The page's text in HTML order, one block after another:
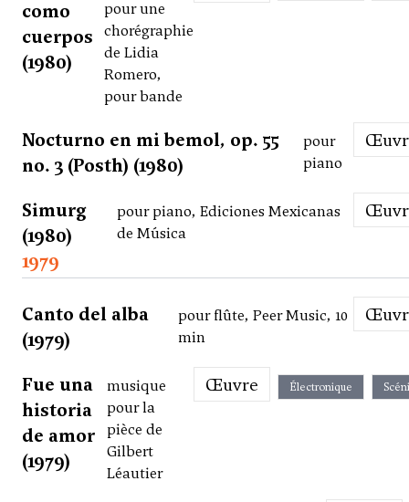
como
cuerpos
(1980)
pour une
chorégraphie
de Lidia
Romero,
pour bande
Nocturno en mi bemol, op. 55
no. 3 (Posth) (1980)
pour
piano
Simurg
(1980)
pour piano, Ediciones Mexicanas
de Música
1979
Canto del alba
(1979)
pour flûte, Peer Music, 10
min
Fue una
historia
de amor
(1979)
musique
pour la
pièce de
Gilbert
Léautier
Œuvre Électronique